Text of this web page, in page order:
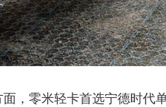
，零米轻卡首选宁德时代